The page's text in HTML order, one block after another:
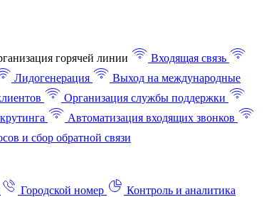
горячей линии
Входящая связь
Лидогенерация
Выход на международные
Организация службы поддержки
Автоматизация входящих звонков
и сбор обратной связи
Городской номер
Контроль и аналитика